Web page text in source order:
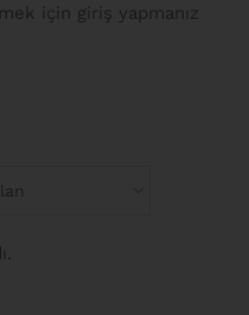
için giriş yapmanız